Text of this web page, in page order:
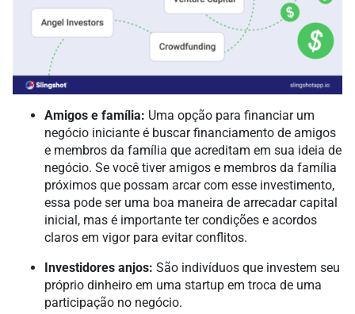
Amigos e família: Uma opção para financiar um
negócio iniciante é buscar financiamento de amigos
e membros da família que acreditam em sua ideia de
negócio. Se você tiver amigos e membros da família
próximos que possam arcar com esse investimento,
essa pode ser uma boa maneira de arrecadar capital
inicial, mas é importante ter condições e acordos
claros em vigor para evitar conflitos.
Investidores anjos: São indivíduos que investem seu
próprio dinheiro em uma startup em troca de uma
participação no negócio.